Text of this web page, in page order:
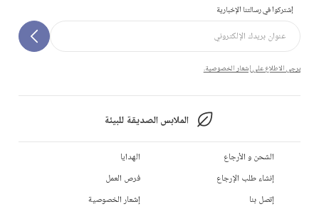
إشتركوا في رسالتنا الإخبارية
يرجى الاطلاع على إشعار الخصوصية.
الملابس الصديقة للبيئة
الشحن و الأرجاع
إنشاء طلب الإرجاع
إتصل بنا
الهدايا
فرص العمل
إشعار الخصوصية